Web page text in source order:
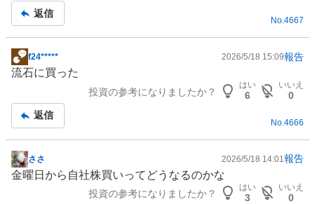
返信
No.4667
掲
示
事
f24***** 2026/5/18 15:09報告
流石に買った
投資の参考になりましたか？
はい
6
いいえ
0
返信
No. 4666
掲
示
ささ 2026/5/18 14:01 報告
金曜日から自社株買いってどうなるのかな
投資の参考になりましたか？
はい
3
いいえ
0